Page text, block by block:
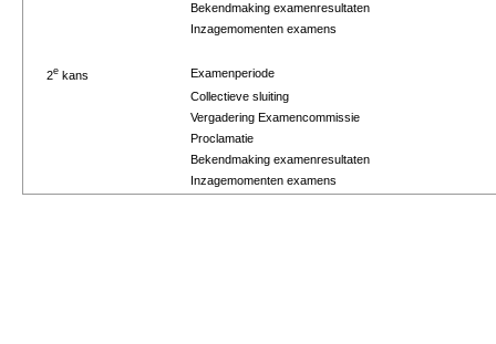
Bekendmaking examenresultaten
Inzagemomenten examens
2e kans
Examenperiode
Collectieve sluiting
Vergadering Examencommissie
Proclamatie
Bekendmaking examenresultaten
Inzagemomenten examens